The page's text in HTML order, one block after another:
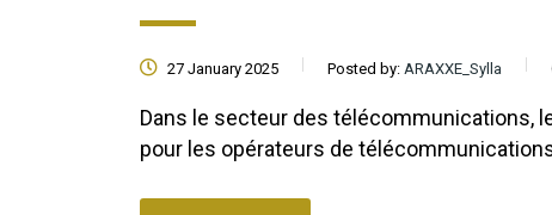
27 January 2025 Posted by: ARAXXE_Sylla
Dans le secteur des télécommunications,
pour les opérateurs de